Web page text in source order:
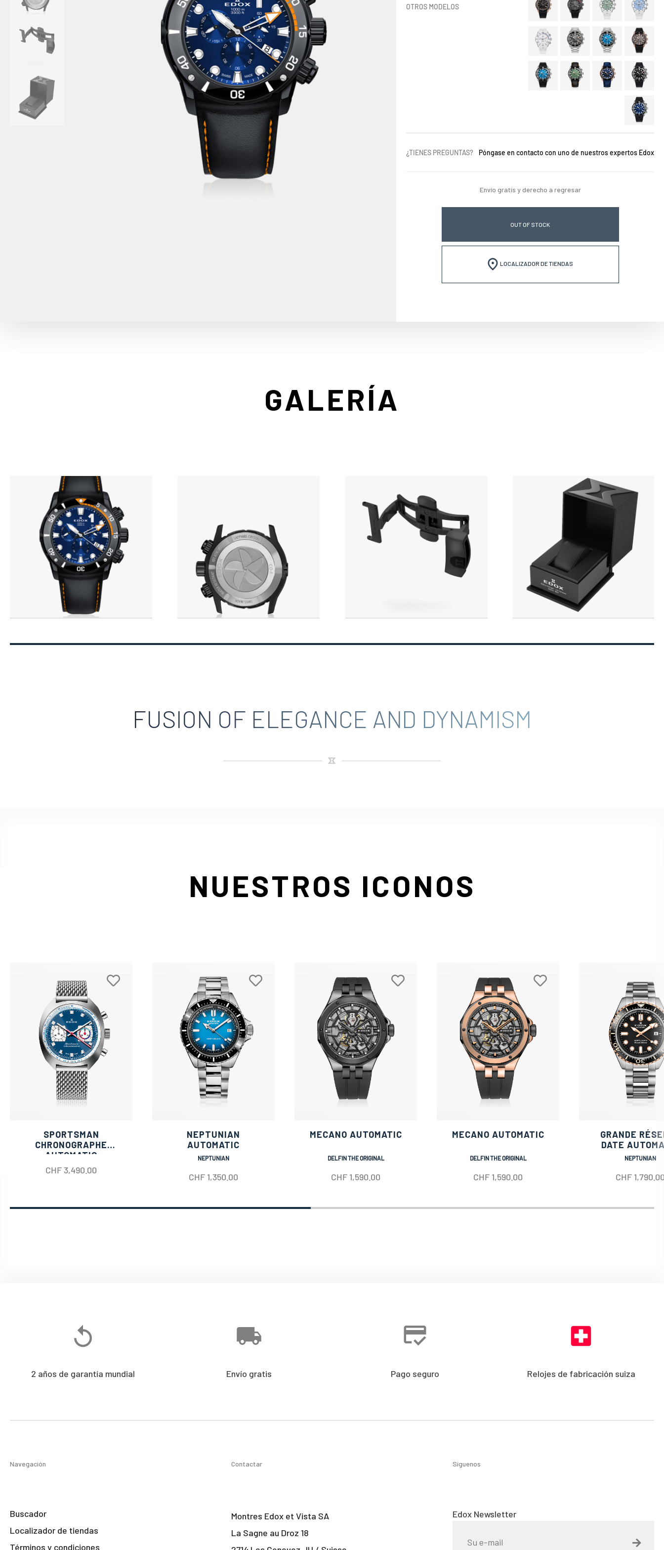
OTROS MODELOS
¿TIENES PREGUNTAS? Póngase en contacto con uno de nuestros expertos Edox
Envío gratis y derecho a regresar
OUT OF STOCK
LOCALIZADOR DE TIENDAS
GALERÍA
FUSION OF ELEGANCE AND DYNAMISM
NUESTROS ICONOS
SPORTSMAN
CHRONOGRAPHE
AUTOMATIC
CHF 3,490.00
NEPTUNIAN
AUTOMATIC
NEPTUNIAN
CHF 1,350.00
MECANO AUTOMATIC
DELFIN THE ORIGINAL
CHF 1,590.00
MECANO AUTOMATIC
DELFIN THE ORIGINAL
CHF 1,590.00
GRANDE
DATE
NEPTUNIAN
CHF
2 años de garantía mundial Envío gratis Pago seguro Relojes de fabricación suiza
Navegación
Buscador
Localizador de tiendas
Términos y condiciones
Contactar
Montres Edox et Vista SA
La Sagne au Droz 18
Síguenos
Edox Newsletter